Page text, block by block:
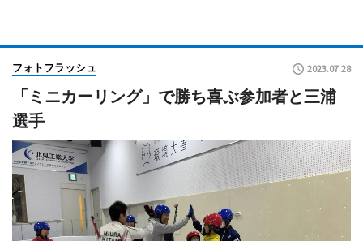
フォトフラッシュ 2023.07.28
「ミニカーリング」で勝ち喜ぶ参加者と三浦
選手